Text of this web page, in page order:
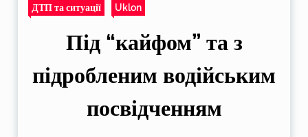
ДТП та ситуації Uklon
Під “кайфом” та з
підробленим водійським
посвідченням